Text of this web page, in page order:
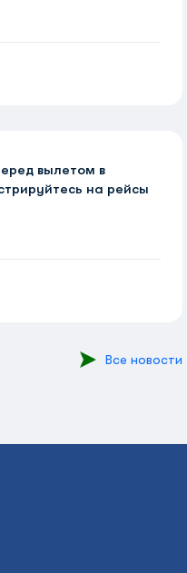
вылетом в
на рейсы
Все новости